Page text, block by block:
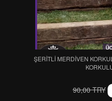
ŞERİTLİ MERDİVEN
90,00 TRY